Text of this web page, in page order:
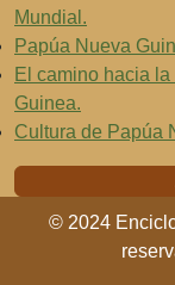
Mundial.
Papúa Nueva
El camino hacia
Guinea.
Cultura de Papúa
© 2024